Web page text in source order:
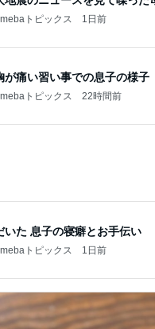
いた 息子の寝癖とお手伝い
トピックス 1日前
した生地のケーキ